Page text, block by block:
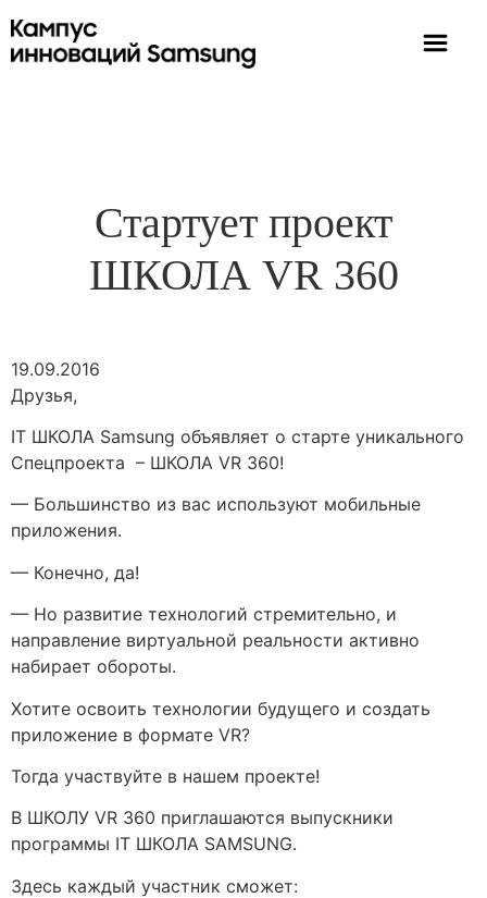
Стартует проект
ШКОЛА VR 360
19.09.2016
Друзья,
IT ШКОЛА Samsung объявляет о старте уникального
Спецпроекта – ШКОЛА VR 360!
— Большинство из вас используют мобильные
приложения.
— Конечно, да!
— Но развитие технологий стремительно, и
направление виртуальной реальности активно
набирает обороты.
Хотите освоить технологии будущего и создать
приложение в формате VR?
Тогда участвуйте в нашем проекте!
В ШКОЛУ VR 360 приглашаются выпускники
программы IT ШКОЛА SAMSUNG.
Здесь каждый участник сможет: